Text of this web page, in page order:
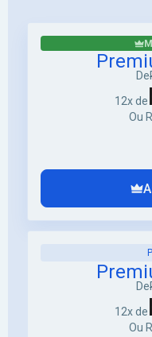
De
12x de
Ou
De
12x de
Ou